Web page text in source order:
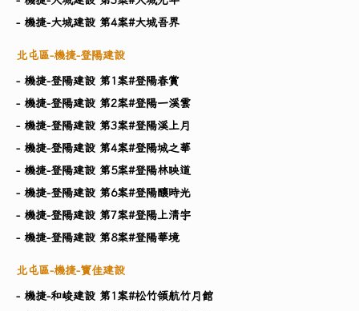
- 機捷-大城建設 第4案#大城吾界
北屯區-機捷-登陽建設
- 機捷-登陽建設 第1案#登陽春賞
- 機捷-登陽建設 第2案#登陽一溪雲
- 機捷-登陽建設 第3案#登陽溪上月
- 機捷-登陽建設 第4案#登陽城之華
- 機捷-登陽建設 第5案#登陽林映道
- 機捷-登陽建設 第6案#登陽釀時光
- 機捷-登陽建設 第7案#登陽上清宇
- 機捷-登陽建設 第8案#登陽華境
北屯區-機捷-寶佳建設
- 機捷-和峻建設 第1案#松竹領航竹月館